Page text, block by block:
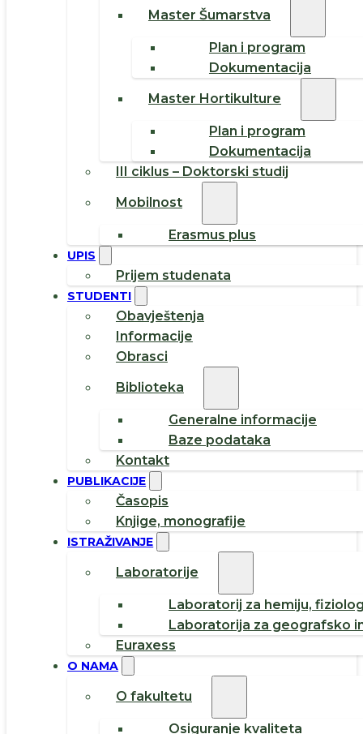
Master Šumarstva
Plan i program
Dokumentacija
Master Hortikulture
Plan i program
Dokumentacija
III ciklus – Doktorski studij
Mobilnost
Erasmus plus
UPIS
Prijem studenata
STUDENTI
Obavještenja
Informacije
Obrasci
Biblioteka
Generalne informacije
Baze podataka
Kontakt
PUBLIKACIJE
Časopis
Knjige, monografije
ISTRAŽIVANJE
Laboratorije
Laboratorij za hemiju,
Laboratorija za geografsko
Euraxess
O NAMA
O fakultetu
Osiguranje kvaliteta